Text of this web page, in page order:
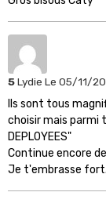
5Lydie Le 05/11/
Ils sont tous
choisir mais parmi
DEPLOYEES"
Continue encore
Je t'embrasse fort.